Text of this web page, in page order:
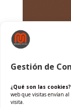
Gestión de
¿Qué son las cookies?
web que visitas envían al
visita.